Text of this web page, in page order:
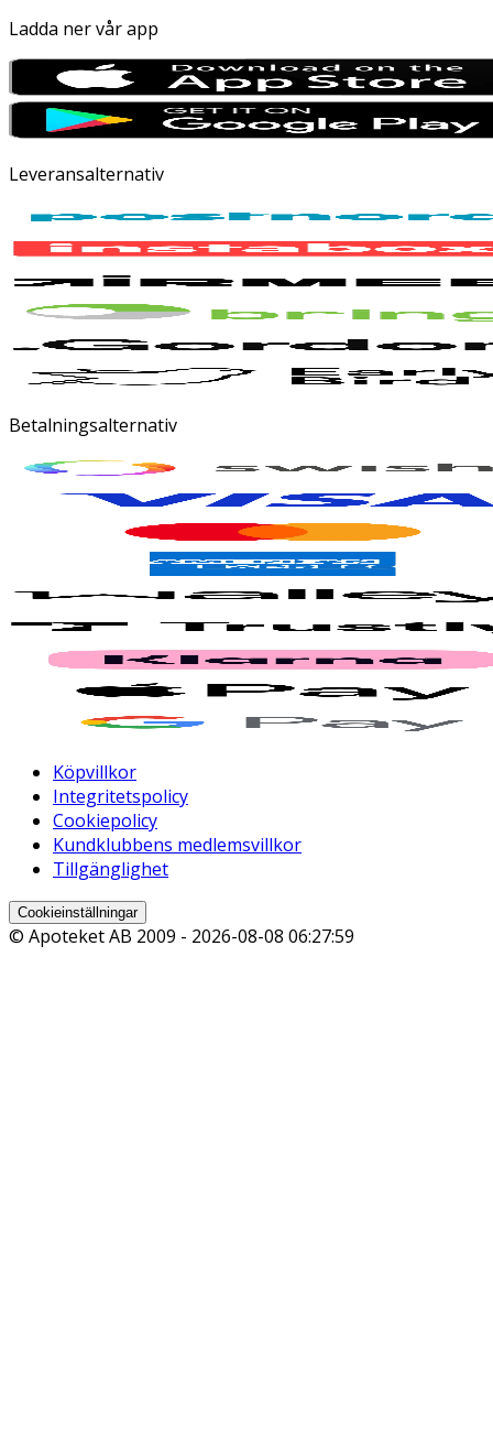
Ladda ner vår app
Leveransalternativ
Betalningsalternativ
Köpvillkor
Integritetspolicy
Cookiepolicy
Kundklubbens medlemsvillkor
Tillgänglighet
Cookieinställningar
© Apoteket AB 2009 - 2026-08-08 06:27:59